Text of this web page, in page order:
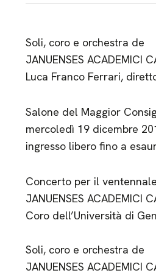
Soli, coro e orchestra de
JANUENSES ACADEMICI
Luca Franco Ferrari,
Salone del Maggior
mercoledì 19 dicembre
ingresso libero fino a
Concerto per il
JANUENSES ACADEMICI
Coro dell’Università di
Soli, coro e orchestra de
JANUENSES ACADEMICI